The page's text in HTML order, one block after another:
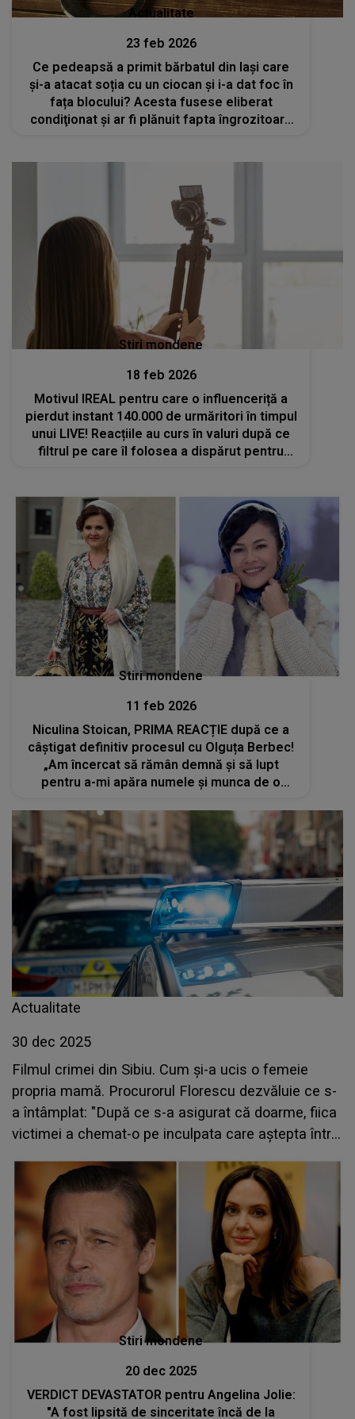
Actualitate
23 feb 2026
Ce pedeapsă a primit bărbatul din Iași care
și-a atacat soția cu un ciocan și i-a dat foc în
fața blocului? Acesta fusese eliberat
condiţionat și ar fi plănuit fapta îngrozitoare
Stiri mondene
18 feb 2026
Motivul IREAL pentru care o influenceriță a
pierdut instant 140.000 de urmăritori în timpul
unui LIVE! Reacțiile au curs în valuri după ce
filtrul pe care îl folosea a dispărut pentru
Stiri mondene
11 feb 2026
Niculina Stoican, PRIMA REACȚIE după ce a
câștigat definitiv procesul cu Olguța Berbec!
„Am încercat să rămân demnă și să lupt
pentru a-mi apăra numele și munca de o
ajuns la final după 5 ani de tensiuni
Actualitate
30 dec 2025
Filmul crimei din Sibiu. Cum și-a ucis o femeie
propria mamă. Procurorul Florescu dezvăluie ce s-
a întâmplat: "După ce s-a asigurat că doarme, fiica
victimei a chemat-o pe inculpata care aștepta într-
Stiri mondene
20 dec 2025
VERDICT DEVASTATOR pentru Angelina Jolie:
"A fost lipsită de sinceritate încă de la